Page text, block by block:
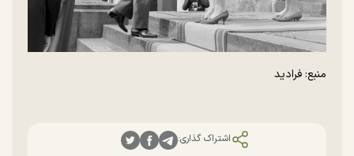
منبع: فرادید
اشتراک گذاری: